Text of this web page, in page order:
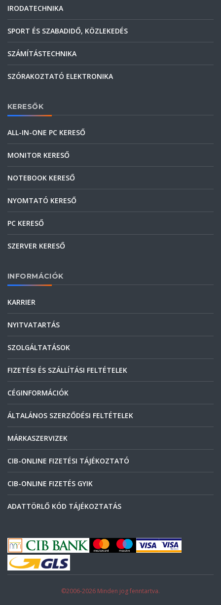
IRODATECHNIKA
SPORT ÉS SZABADIDŐ, KÖZLEKEDÉS
SZÁMÍTÁSTECHNIKA
SZÓRAKOZTATÓ ELEKTRONIKA
KERESŐK
ALL-IN-ONE PC KERESŐ
MONITOR KERESŐ
NOTEBOOK KERESŐ
NYOMTATÓ KERESŐ
PC KERESŐ
SZERVER KERESŐ
INFORMÁCIÓK
KARRIER
NYITVATARTÁS
SZOLGÁLTATÁSOK
FIZETÉSI ÉS SZÁLLÍTÁSI FELTÉTELEK
CÉGINFORMÁCIÓK
ÁLTALÁNOS SZERZŐDÉSI FELTÉTELEK
MÁRKASZERVIZEK
CIB-ONLINE FIZETÉSI TÁJÉKOZTATÓ
CIB-ONLINE FIZETÉS GYIK
ADATTÖRLŐ KÓD TÁJÉKOZTATÁS
©2006-2026 Minden jog fenntartva.